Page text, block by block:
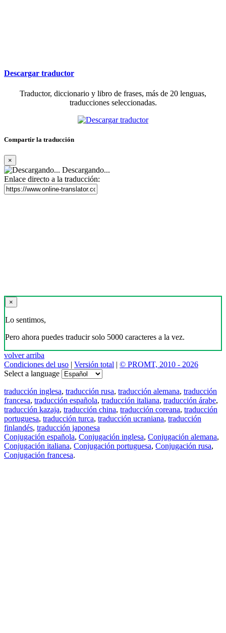
Descargar traductor
Traductor, diccionario y libro de frases, más de 20 lenguas,
traducciones seleccionadas.
Compartir la traducción
×
Descargando...
Enlace directo a la traducción:
×
Lo sentimos,
Pero ahora puedes traducir solo 5000 caracteres a la vez.
volver arriba
Condiciones del uso | Versión total | © PROMT, 2010 - 2026
Select a language
traducción inglesa, traducción rusa, traducción alemana, traducción
francesa, traducción española, traducción italiana, traducción árabe,
traducción kazaja, traducción china, traducción coreana, traducción
portuguesa, traducción turca, traducción ucraniana, traducción
finlandés, traducción japonesa
Conjugación española, Conjugación inglesa, Conjugación alemana,
Conjugación italiana, Conjugación portuguesa, Conjugación rusa,
Conjugación francesa.